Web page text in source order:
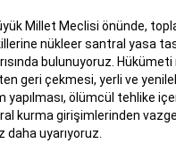
Millet Meclisi önünde,
nükleer santral yasa
bulunuyoruz.
geri çekmesi, yerli ve
yapılması, ölümcül tehlike
kurma girişimlerinden
daha uyarıyoruz.